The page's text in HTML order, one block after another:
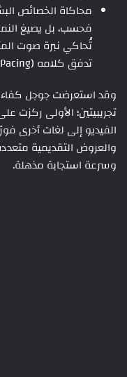
محاكاة الخصائص
فحسب، بل يصيغ
تدفق كلامه (Pacing)، وطبقة صوته (Pitch).
وقد استعرضت جوجل
تجريبيتين؛ الأولى ركزت
الفيديو إلى لغات أخرى
والعروض التقديمية
وسرعة استجابة مذهلة.